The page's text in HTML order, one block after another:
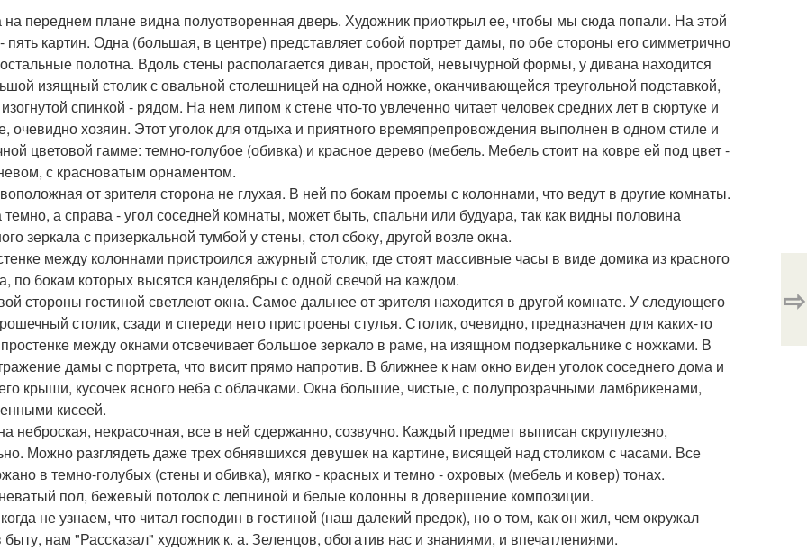
переднем плане видна полуотворенная дверь. Художник приоткрыл ее, чтобы мы сюда попали. На этой
пять картин. Одна (большая, в центре) представляет собой портрет дамы, по обе стороны его симметрично
полотна. Вдоль стены располагается диван, простой, невычурной формы, у дивана находится
изящный столик с овальной столешницей на одной ножке, оканчивающейся треугольной подставкой,
изогнутой спинкой - рядом. На нем липом к стене что-то увлеченно читает человек средних лет в сюртуке и
очевидно хозяин. Этот уголок для отдыха и приятного времяпрепровождения выполнен в одном стиле и
цветовой гамме: темно-голубое (обивка) и красное дерево (мебель. Мебель стоит на ковре ей под цвет -
с красноватым орнаментом.
от зрителя сторона не глухая. В ней по бокам проемы с колоннами, что ведут в другие комнаты.
а справа - угол соседней комнаты, может быть, спальни или будуара, так как видны половина
зеркала с призеркальной тумбой у стены, стол сбоку, другой возле окна.
между колоннами пристроился ажурный столик, где стоят массивные часы в виде домика из красного
по бокам которых высятся канделябры с одной свечой на каждом.
стороны гостиной светлеют окна. Самое дальнее от зрителя находится в другой комнате. У следующего
столик, сзади и спереди него пристроены стулья. Столик, очевидно, предназначен для каких-то
между окнами отсвечивает большое зеркало в раме, на изящном подзеркальнике с ножками. В
дамы с портрета, что висит прямо напротив. В ближнее к нам окно виден уголок соседнего дома и
крыши, кусочек ясного неба с облачками. Окна большие, чистые, с полупрозрачными ламбрикенами,
кисеей.
неброская, некрасочная, все в ней сдержанно, созвучно. Каждый предмет выписан скрупулезно,
Можно разглядеть даже трех обнявшихся девушек на картине, висящей над столиком с часами. Все
в темно-голубых (стены и обивка), мягко - красных и темно - охровых (мебель и ковер) тонах.
пол, бежевый потолок с лепниной и белые колонны в довершение композиции.
не узнаем, что читал господин в гостиной (наш далекий предок), но о том, как он жил, чем окружал
быту, нам "Рассказал" художник к. а. Зеленцов, обогатив нас и знаниями, и впечатлениями.
⇨